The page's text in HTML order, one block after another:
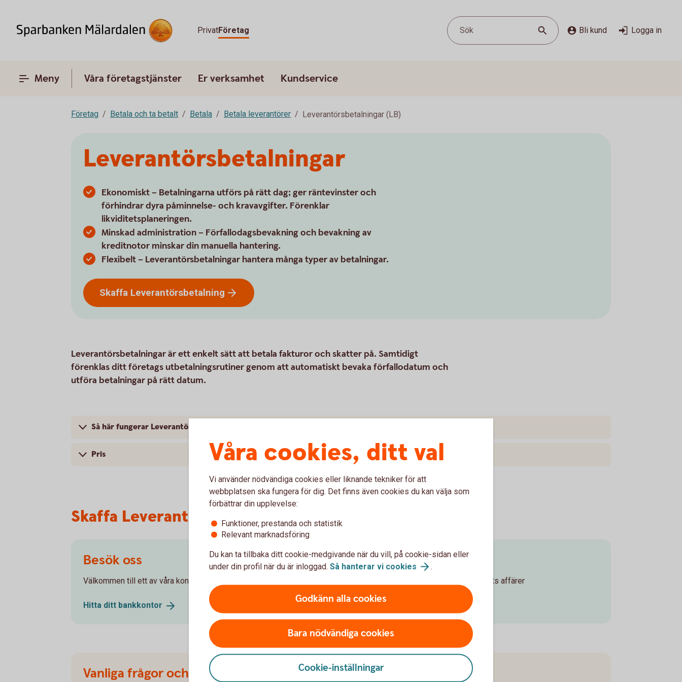
PrivatFöretag Sök Bli kund Logga in
Meny Våra företagstjänster Er verksamhet Kundservice
Företag Betala och ta betalt Betala Betala leverantörer Leverantörsbetalningar (LB)
Leverantörsbetalningar
Ekonomiskt – Betalningarna utförs på rätt dag; ger räntevinster och
förhindrar dyra påminnelse- och kravavgifter. Förenklar
likviditetsplaneringen.
Minskad administration – Förfallodagsbevakning och bevakning av
kreditnotor minskar din manuella hantering.
Flexibelt – Leverantörsbetalningar hantera många typer av betalningar.
Skaffa Leverantörsbetalning
Leverantörsbetalningar är ett enkelt sätt att betala fakturor och skatter på. Samtidigt
förenklas ditt företags utbetalningsrutiner genom att automatiskt bevaka förfallodatum och
utföra betalningar på rätt datum.
Så här fungerar Leverantörsbetalning
Pris
Skaffa Leverantörsbetalning
Besök oss
Välkommen till ett av våra kontor så hjälper vi dig.
Hitta ditt bankkontor
Ring oss
Ring oss för att få hjälp med företagets affärer
Ring 0771-55 00 55
Vanliga frågor och svar - internetbanken för företag
Våra cookies, ditt val
Vi använder nödvändiga cookies eller liknande tekniker för att
webbplatsen ska fungera för dig. Det finns även cookies du kan välja som
förbättrar din upplevelse:
Funktioner, prestanda och statistik
Relevant marknadsföring
Du kan ta tillbaka ditt cookie-medgivande när du vill, på cookie-sidan eller
under din profil när du är inloggad. Så hanterar vi cookies .
Godkänn alla cookies
Bara nödvändiga cookies
Cookie-inställningar